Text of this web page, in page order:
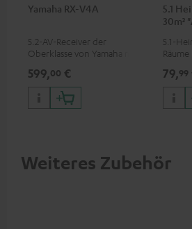
Yamaha RX-V4A
5.2-AV-Receiver der
Oberklasse von Yamaha mit
Kanal (6 Ohm, 0.9 % THD),
Verstärker mit hoher Slew-
599,00 €
5.1
30m²
5.1-
Räume
79,99
Weiteres Zubehör